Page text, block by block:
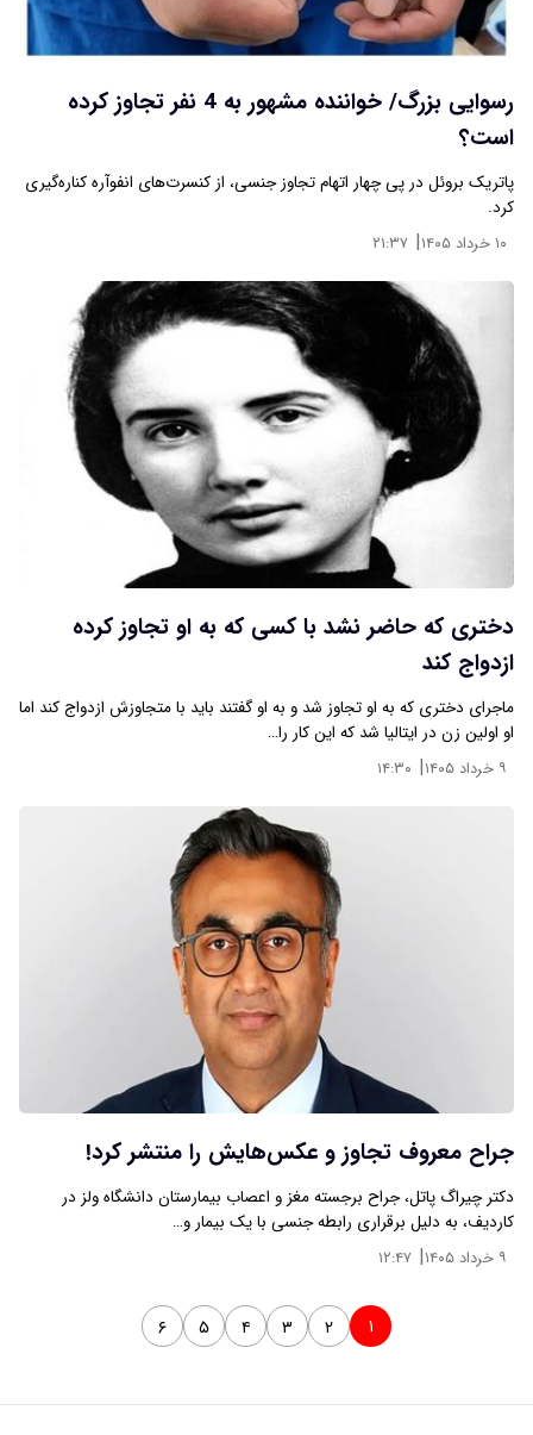
رسوایی بزرگ/ خواننده مشهور به 4 نفر تجاوز کرده
است؟
پاتریک بروئل در پی چهار اتهام تجاوز جنسی، از کنسرت‌های انفوآره کناره‌گیری
کرد.
۱۰ خرداد ۱۴۰۵ | ۲۱:۳۷
دختری که حاضر نشد با کسی که به او تجاوز کرده
ازدواج کند
ماجرای دختری که به او تجاوز شد و به او گفتند باید با متجاوزش ازدواج کند اما
او اولین زن در ایتالیا شد که این کار را…
۹ خرداد ۱۴۰۵ | ۱۴:۳۰
جراح معروف تجاوز و عکس‌هایش را منتشر کرد!
دکتر چیراگ پاتل، جراح برجسته مغز و اعصاب بیمارستان دانشگاه ولز در
کاردیف، به دلیل برقراری رابطه جنسی با یک بیمار و…
۹ خرداد ۱۴۰۵ | ۱۲:۴۷
۱ ۲ ۳ ۴ ۵ ۶